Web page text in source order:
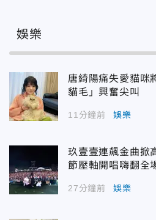
娛樂
唐綺陽痛失愛貓咪
貓毛」興奮尖叫
11分鐘前 娛樂
玖壹壹連飆金曲掀
節壓軸開唱嗨翻全
27分鐘前 娛樂